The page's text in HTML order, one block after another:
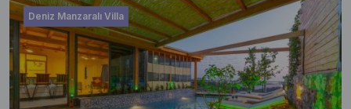
Deniz Manzaralı Villa